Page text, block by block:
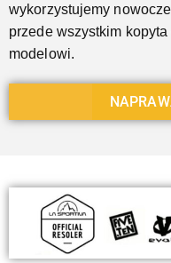
wykorzystujemy
przede wszystkim
modelowi.